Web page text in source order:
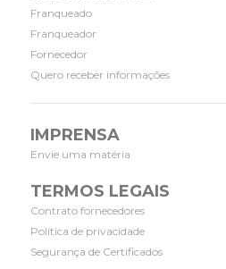
Franqueado
Franqueador
Fornecedor
Quero receber informações
IMPRENSA
Envie uma matéria
TERMOS LEGAIS
Contrato fornecedores
Política de privacidade
Segurança de Certificados